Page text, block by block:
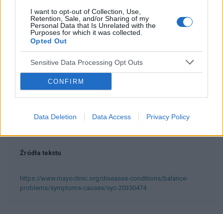
I want to opt-out of Collection, Use,
Retention, Sale, and/or Sharing of my
Personal Data that Is Unrelated with the
Purposes for which it was collected.
Opted Out
Sensitive Data Processing Opt Outs
CONFIRM
Data Deletion Data Access Privacy Policy
Kategorie medyczne Kardiologia Neurologia
Ośrodkowy układ nerwowy
Preparaty stosowane w zawrotach głowy Zawroty głowy
Zobacz także w języku english
Źródła tekstu
https://www.mayoclinic.org/diseases-conditions/balance-
problems/symptoms-causes/syc-20350474